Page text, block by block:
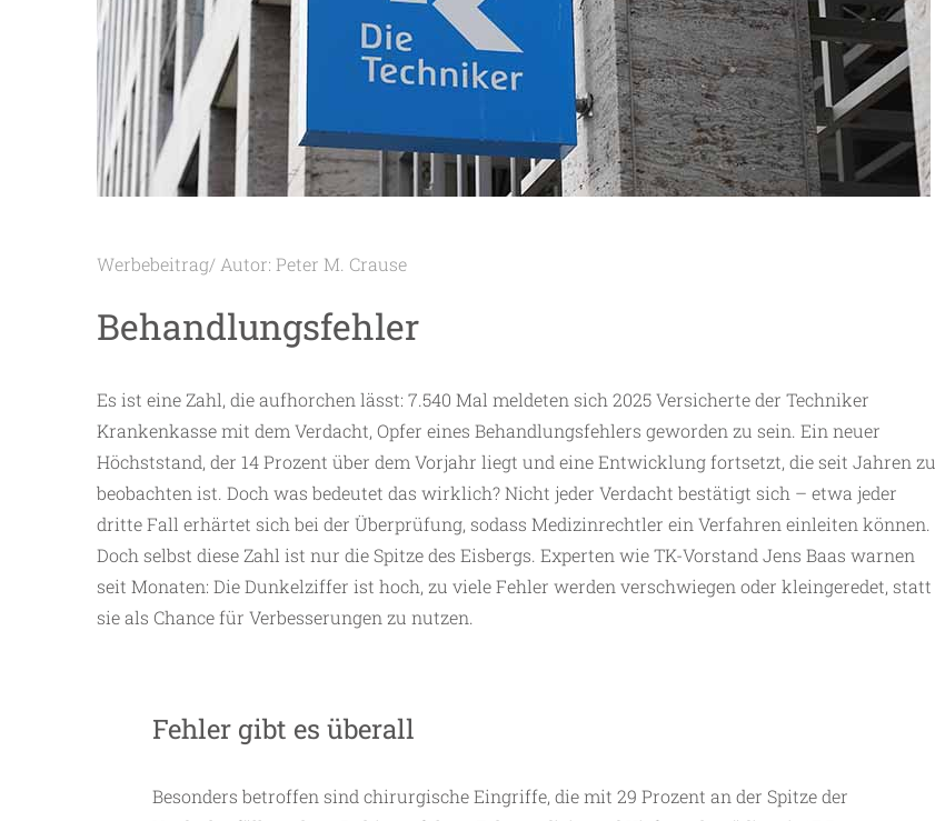
Werbebeitrag/ Autor: Peter M. Crause
Behandlungsfehler
Es ist eine Zahl, die aufhorchen lässt: 7.540 Mal meldeten sich 2025 Versicherte der Techniker
Krankenkasse mit dem Verdacht, Opfer eines Behandlungsfehlers geworden zu sein. Ein neuer
Höchststand, der 14 Prozent über dem Vorjahr liegt und eine Entwicklung fortsetzt, die seit Jahren zu
beobachten ist. Doch was bedeutet das wirklich? Nicht jeder Verdacht bestätigt sich – etwa jeder
dritte Fall erhärtet sich bei der Überprüfung, sodass Medizinrechtler ein Verfahren einleiten können.
Doch selbst diese Zahl ist nur die Spitze des Eisbergs. Experten wie TK-Vorstand Jens Baas warnen
seit Monaten: Die Dunkelziffer ist hoch, zu viele Fehler werden verschwiegen oder kleingeredet, statt
sie als Chance für Verbesserungen zu nutzen.
Fehler gibt es überall
Besonders betroffen sind chirurgische Eingriffe, die mit 29 Prozent an der Spitze der